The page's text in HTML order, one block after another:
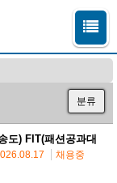
분류
도) FIT(패션공과대
채용중